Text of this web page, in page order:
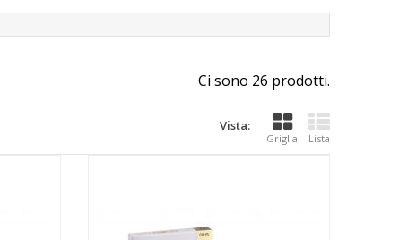
Ci sono 26 prodotti.
Vista:
Griglia Lista